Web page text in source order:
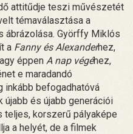
attitűdje teszi művészetét
témaválasztása a
ábrázolása. Györffy Miklós
a Fanny és Alexanderhez,
éppen A nap végéhez,
e maradandó
inkább befogadhatóvá
és újabb generációi
teljes, korszerű pályaképe
a helyét, de a filmek